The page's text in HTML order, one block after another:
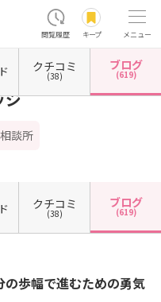
閲覧履歴 キープ メニュー
神奈川県横浜市西区 アロハハッピー
ジ
談所
クチコミ
(38)
ブログ
(619)
クチコミ
(38)
ブログ
(619)
歩幅で進むための勇気